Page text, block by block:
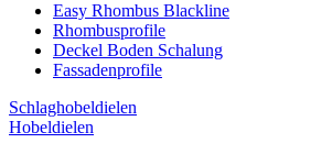
Easy Rhombus Blackline
Rhombusprofile
Deckel Boden Schalung
Fassadenprofile
Schlaghobeldielen
Hobeldielen